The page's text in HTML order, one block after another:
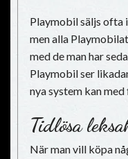
Playmobil säljs ofta
men alla
med de man har
Playmobil ser
nya system kan
Tidlösa
När man vill köpa